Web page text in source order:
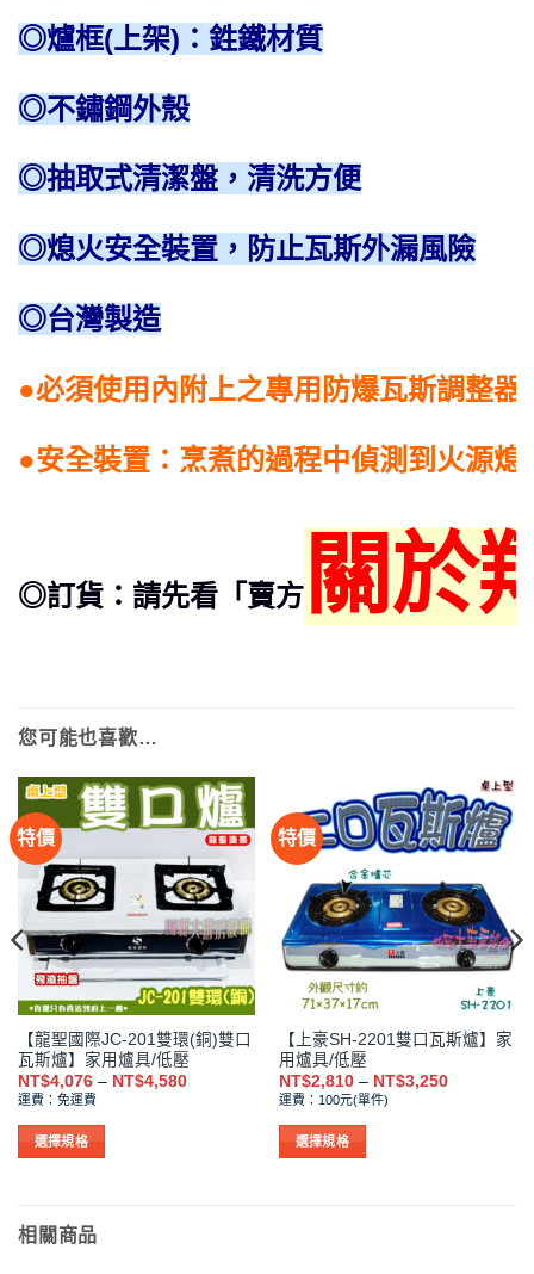
◎爐框(上架)：鉎鐵材質
◎不鏽鋼外殼
◎抽取式清潔盤，清洗方便
◎熄火安全裝置，防止瓦斯外漏風險
◎台灣製造
●必須使用內附上之專用防爆瓦斯調整
●安全裝置：烹煮的過程中偵測到火源
◎訂貨：請先看「賣方 關於
您可能也喜歡…
特價
【龍聖國際JC-201雙環(銅)雙口
瓦斯爐】家用爐具/低壓
NT$4,076 – NT$4,580價
運費：免運費
選擇規格
品
有
特價
【上豪SH-2201雙口瓦斯爐】家
用爐具/低壓
NT$2,810 – NT$3,250價
運費：100元(單件)
選擇規格
相關商品